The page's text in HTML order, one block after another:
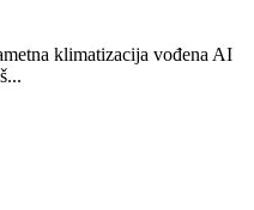
klimatizacija vođena AI